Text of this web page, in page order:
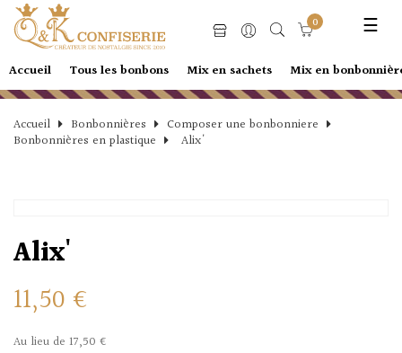
☰
0
Accueil Tous les bonbons Mix en sachets Mix en
Accueil Bonbonnières
Composer une bonbonniere
Bonbonnières en plastique
Alix'
Alix'
11,50 €
Au lieu de 17,50 €